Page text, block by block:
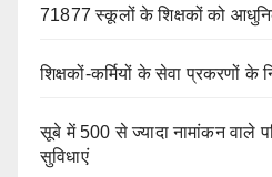
71877 स्कूलों के शिक्षकों को
शिक्षकों-कर्मियों के सेवा प्रकरणों
सूबे में 500 से ज्यादा नामांकन वाले
सुविधाएं